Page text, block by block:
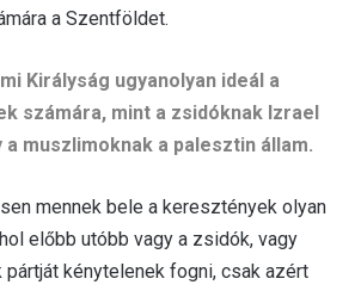
a Szentföldet.
Királyság ugyanolyan ideál a
számára, mint a zsidóknak Izrael
a muszlimoknak a palesztin állam.
mennek bele a keresztények olyan
előbb utóbb vagy a zsidók, vagy
kénytelenek fogni, csak azért